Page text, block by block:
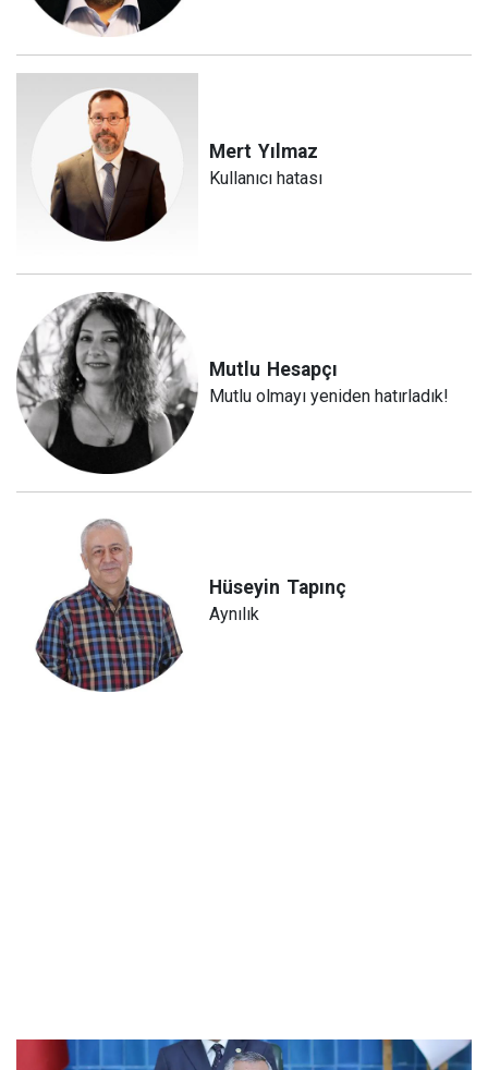
Mert Yılmaz
Kullanıcı hatası
Mutlu Hesapçı
Mutlu olmayı yeniden hatırladık!
Hüseyin Tapınç
Aynılık